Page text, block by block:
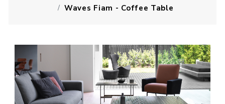
Waves Fiam - Coffee Table